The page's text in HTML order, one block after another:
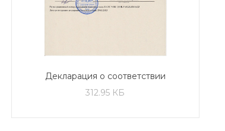
Декларация о соответствии
ЕЭС
312.95 КБ